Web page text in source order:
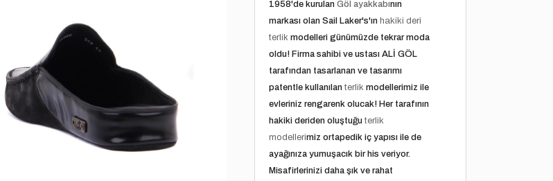
1958'de kurulanGöl ayakkabının
markası olan Sail Laker's'ınhakiki deri
terlik modelleri günümüzde tekrar moda
oldu! Firma sahibi ve ustası ALİ GÖL
tarafından tasarlanan ve tasarımı
patentle kullanılanterlik modellerimiz ile
evleriniz rengarenk olucak! Her tarafının
hakiki deriden oluştuğuterlik
modellerimiz ortapedik iç yapısı ile de
ayağınıza yumuşacık bir his veriyor.
Misafirlerinizi daha şık ve rahat